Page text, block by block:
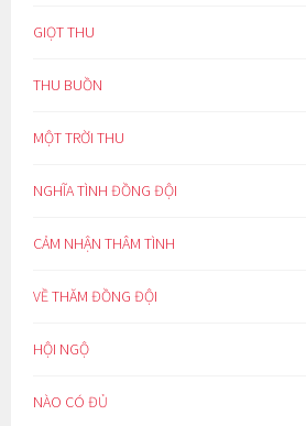
GIỌT THU
THU BUỒN
MỘT TRỜI THU
NGHĨA TÌNH ĐỒNG ĐỘI
CẢM NHẬN THÂM TÌNH
VỀ THĂM ĐỒNG ĐỘI
HỘI NGỘ
NÀO CÓ ĐỦ